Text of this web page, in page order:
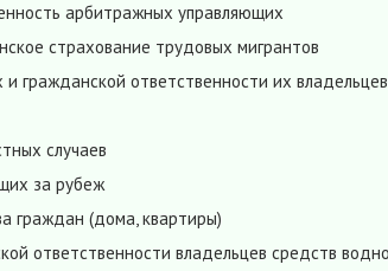
арбитражных управляющих
страхование трудовых мигрантов
гражданской ответственности их
случаев
за рубеж
граждан (дома, квартиры)
ответственности владельцев средств